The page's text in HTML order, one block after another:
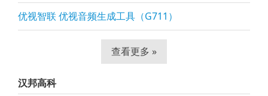
优视智联 优视音频生成工具（G711）
查看更多 »
汉邦高科